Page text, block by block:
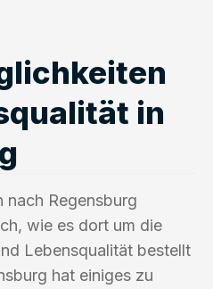
in
nach Regensburg
wie es dort um die
Lebensqualität bestellt
hat einiges zu